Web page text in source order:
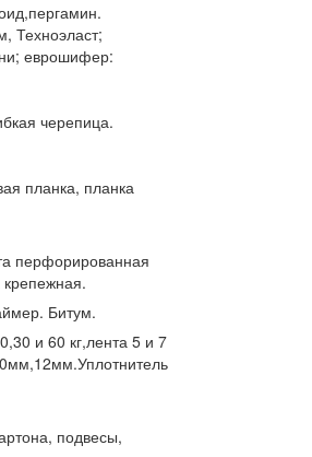
Техноэласт;
еврошифер:
черепица.
планка, планка
перфорированная
Битум.
и 60 кг,лента 5 и 7
подвесы,